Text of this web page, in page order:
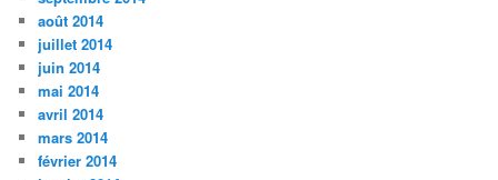
août 2014
juillet 2014
juin 2014
mai 2014
avril 2014
mars 2014
février 2014